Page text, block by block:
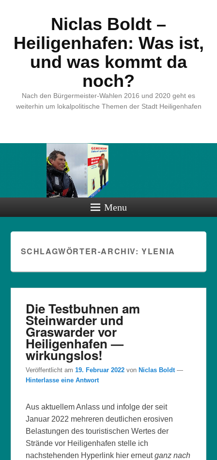
Niclas Boldt –
Heiligenhafen: Was ist,
und was kommt da
noch?
Nach den Bürgermeister-Wahlen 2016 und 2020 geht es
weiterhin um lokalpolitische Themen der Stadt Heiligenhafen
Menu
SCHLAGWÖRTER-ARCHIV:YLENIA
Die Testbuhnen am
Steinwarder und
Graswarder vor
Heiligenhafen —
wirkungslos!
Veröffentlicht am19. Februar 2022 von Niclas Boldt —
Hinterlasse eine Antwort
Aus aktuellem Anlass und infolge der seit
Januar 2022 mehreren deutlichen erosiven
Belastungen des touristischen Wertes der
Strände vor Heiligenhafen stelle ich
nachstehenden Hyperlink hier erneutganz nach